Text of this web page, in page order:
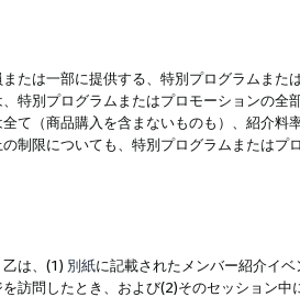
たは一部に提供する、特別プログラムまた
特別プログラムまたはプロモーションの全
て（商品購入を含まないものも）、紹介料
制限についても、特別プログラムまたはプ
は、(1) 別紙に記載されたメンバー紹介イ
訪問したとき、および(2)そのセッション中